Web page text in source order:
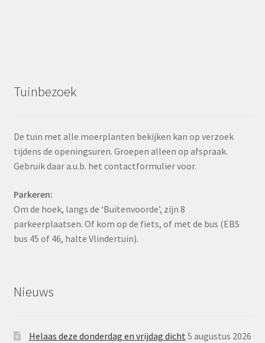
Tuinbezoek
De tuin met alle moerplanten bekijken kan op verzoek
tijdens de openingsuren. Groepen alleen op afspraak.
Gebruik daar a.u.b. het contactformulier voor.
Parkeren:
Om de hoek, langs de ‘Buitenvoorde’, zijn 8
parkeerplaatsen. Of kom op de fiets, of met de bus (EBS
bus 45 of 46, halte Vlindertuin).
Nieuws
Helaas deze donderdag en vrijdag dicht 5 augustus 2026